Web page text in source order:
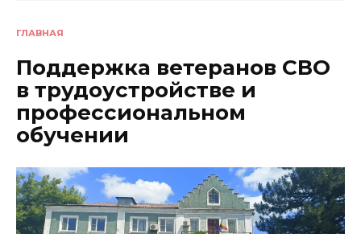
ГЛАВНАЯ
Поддержка ветеранов СВО
в трудоустройстве и
профессиональном
обучении